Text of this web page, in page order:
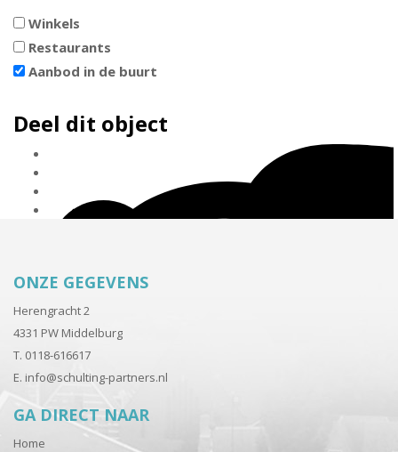
Winkels
Restaurants
Aanbod in de buurt
Deel dit object
ONZE GEGEVENS
Herengracht 2
4331 PW Middelburg
T. 0118-616617
E. info@schulting-partners.nl
GA DIRECT NAAR
Home